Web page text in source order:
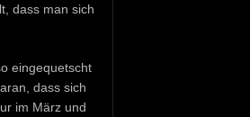
dass man sich
eingequetscht
dass sich
im März und